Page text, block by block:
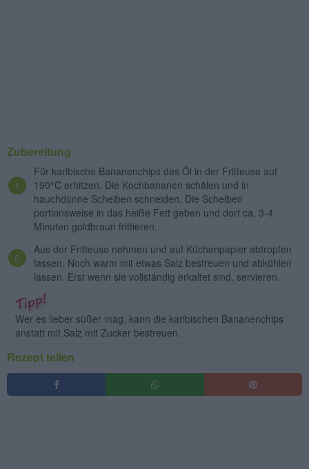
Zubereitung
Für karibische Bananenchips das Öl in der Fritteuse auf
190°C erhitzen. Die Kochbananen schälen und in
hauchdünne Scheiben schneiden. Die Scheiben
portionsweise in das heiße Fett geben und dort ca. 3-4
Minuten goldbraun frittieren.
Aus der Fritteuse nehmen und auf Küchenpapier abtropfen
lassen. Noch warm mit etwas Salz bestreuen und abkühlen
lassen. Erst wenn sie vollständig erkaltet sind, servieren.
Wer es lieber süßer mag, kann die karibischen Bananenchips
anstatt mit Salz mit Zucker bestreuen.
Rezept teilen